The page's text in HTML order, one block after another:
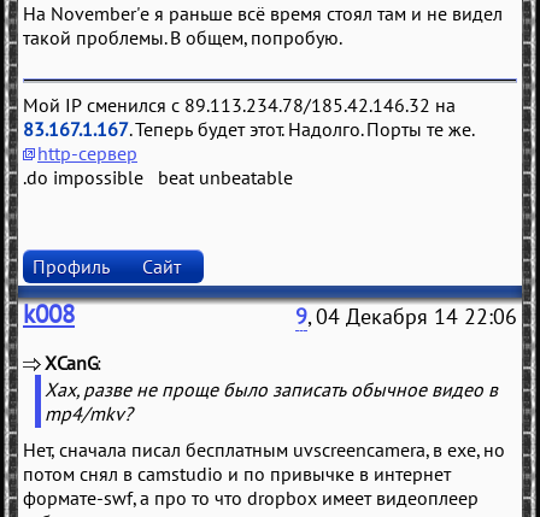
На November'е я раньше всё время стоял там и не видел
такой проблемы. В общем, попробую.
Мой IP сменился с 89.113.234.78/185.42.146.32 на
83.167.1.167. Теперь будет этот. Надолго. Порты те же.
http-сервер
.do impossible beat unbeatable
Профиль Сайт
k008 9, 04 Декабря 14 22:06
XCanG
Хах, разве не проще было записать обычное видео в
mp4/mkv?
Нет, сначала писал бесплатным uvscreencamera, в exe, но
потом снял в camstudio и по привычке в интернет
формате-swf, а про то что dropbox имеет видеоплеер